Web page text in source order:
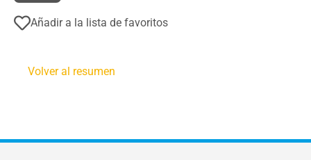
Añadir a la lista de favoritos
Volver al resumen